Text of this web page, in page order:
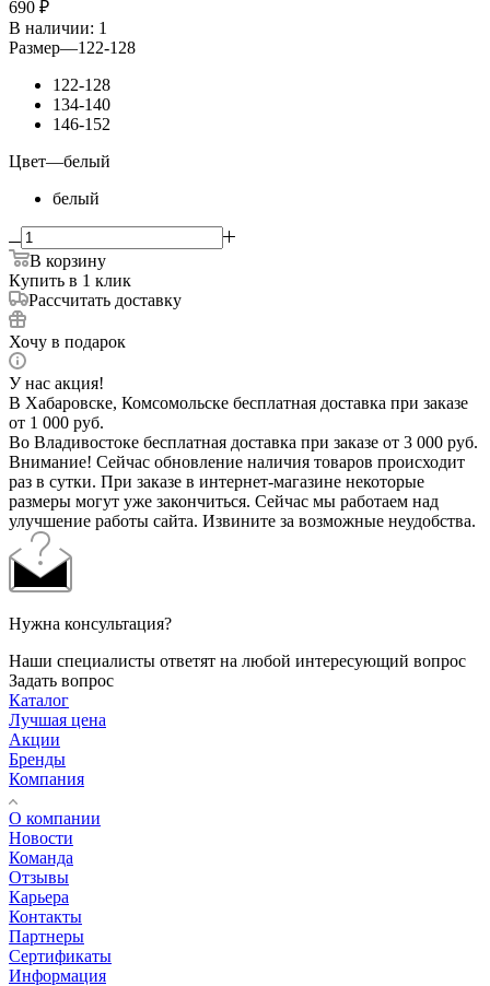
690 ₽
В наличии: 1
Размер—122-128
122-128
134-140
146-152
Цвет—белый
белый
В корзину
Купить в 1 клик
Рассчитать доставку
Хочу в подарок
У нас акция!
В Хабаровске, Комсомольске бесплатная доставка при заказе
от 1 000 руб.
Во Владивостоке бесплатная доставка при заказе от 3 000 руб.
Внимание! Сейчас обновление наличия товаров происходит
раз в сутки. При заказе в интернет-магазине некоторые
размеры могут уже закончиться. Сейчас мы работаем над
улучшение работы сайта. Извините за возможные неудобства.
Нужна консультация?
Наши специалисты ответят на любой интересующий вопрос
Задать вопрос
Каталог
Лучшая цена
Акции
Бренды
Компания
О компании
Новости
Команда
Отзывы
Карьера
Контакты
Партнеры
Сертификаты
Информация